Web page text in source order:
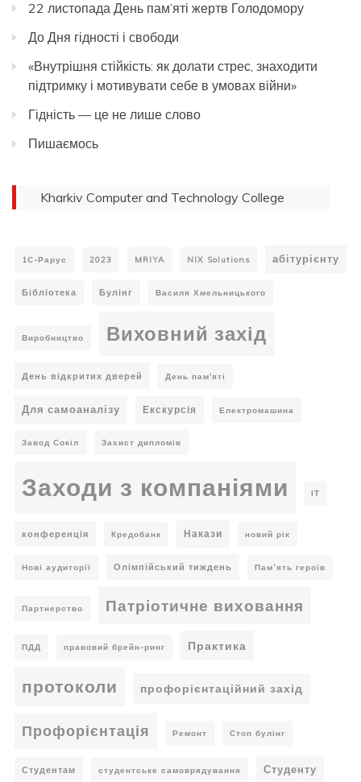
22 листопада День пам’яті жертв Голодомору
До Дня гідності і свободи
«Внутрішня стійкість: як долати стрес, знаходити
підтримку і мотивувати себе в умовах війни»
Гідність — це не лише слово
Пишаємось
Kharkiv Computer and Technology College
1С-Рарус 2023 MRIYA NIX Solutions абітурієнту
Бібліотека Булінг Василя Хмельницького
Виробництво Виховний захід
День відкритих дверей День пам'яті
Для самоаналізу Екскурсія Електромашина
Завод Сокіл Захист дипломів
Заходи з компаніями ІТ
конференція Кредобанк Накази новий рік
Нові аудиторії Олімпійський тиждень Пам’ять героїв
Партнерство Патріотичне виховання
ПДД правовий брейн-ринг Практика
протоколи профорієнтаційний захід
Профорієнтація Ремонт Стоп булінг
Студентам студентське самоврядування Студенту